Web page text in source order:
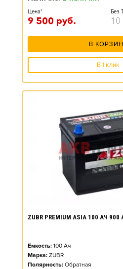
Цена*
9 500 руб.
Без
10
В
В 1 клик
ZUBR PREMIUM ASIA 100 АЧ
Ёмкость: 100 Ач
Марка: ZUBR
Полярность: Обратная